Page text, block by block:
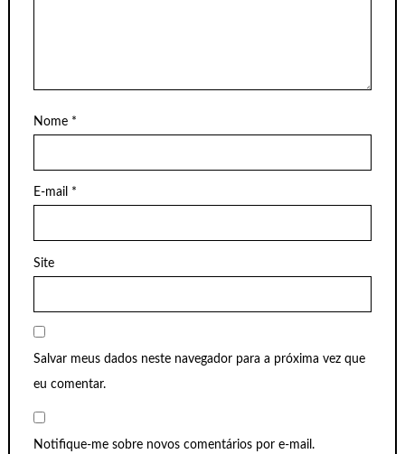
Nome *
E-mail *
Site
Salvar meus dados neste navegador para a próxima vez que
eu comentar.
Notifique-me sobre novos comentários por e-mail.